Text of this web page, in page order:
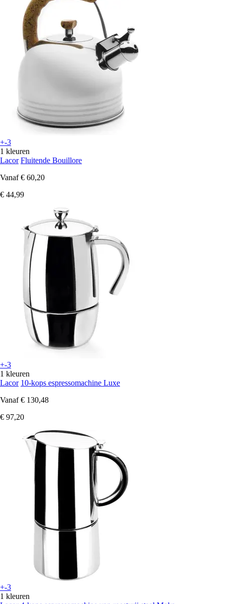
+-3
1 kleuren
Lacor Fluitende Bouillore
Vanaf € 60,20
€ 44,99
+-3
1 kleuren
Lacor 10-kops espressomachine Luxe
Vanaf € 130,48
€ 97,20
+-3
1 kleuren